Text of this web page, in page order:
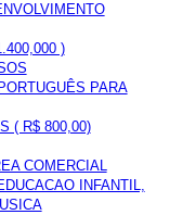
)
PARA
( R$ 800,00)
COMERCIAL
INFANTIL,